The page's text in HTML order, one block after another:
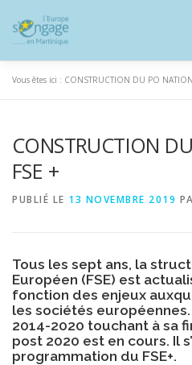
contenu
J’AI UN PROJET JE SUIS
SIGNALER UNE FRAUDE
Vous êtes ici : CONSTRUCTION DU PO
CONSTRUCTION
FSE +
PUBLIÉ LE 13 NOVEMBRE 2019
Tous les sept ans, la
Européen (FSE) est
fonction des enjeux
les sociétés
2014-2020 touchant à sa
post 2020 est en cours. Il
programmation du FSE+.